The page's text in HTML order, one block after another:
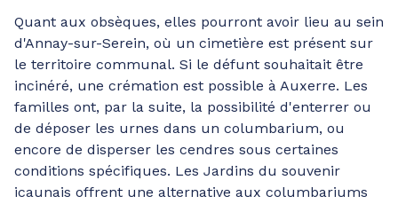
Quant aux obsèques, elles pourront avoir lieu au sein
d'Annay-sur-Serein, où un cimetière est présent sur
le territoire communal. Si le défunt souhaitait être
incinéré, une crémation est possible à Auxerre. Les
familles ont, par la suite, la possibilité d'enterrer ou
de déposer les urnes dans un columbarium, ou
encore de disperser les cendres sous certaines
conditions spécifiques. Les Jardins du souvenir
icaunais offrent une alternative aux columbariums